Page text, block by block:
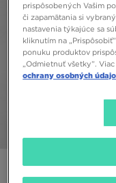
ONLY AT JD
prispôsobených Vašim
či zapamätania si
nastavenia týkajúce sa
kliknutím na
ponuku produktov
„Odmietnuť všetky”.
ochrany osobných